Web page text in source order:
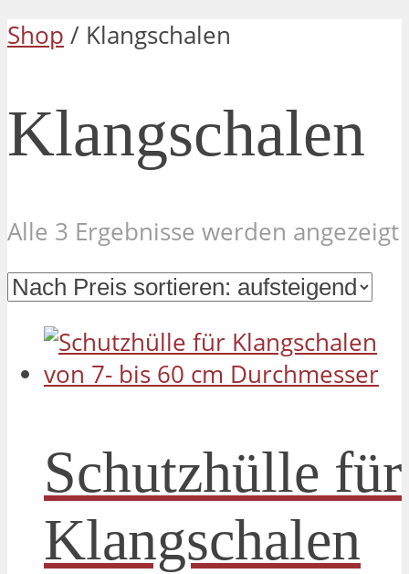
Shop / Klangschalen
Klangschalen
Alle 3 Ergebnisse werden angezeigt
Schutzhülle für
Klangschalen